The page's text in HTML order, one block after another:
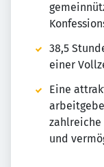
38,5
einer
Eine
und